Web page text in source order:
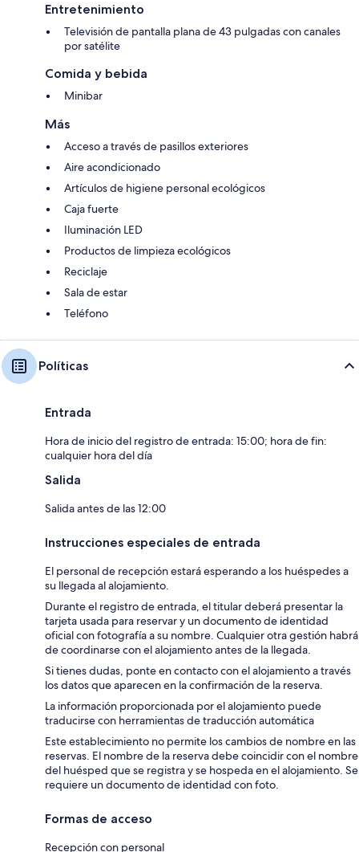
Entretenimiento
Televisión de pantalla plana de 43 pulgadas con canales
por satélite
Comida y bebida
Minibar
Más
Acceso a través de pasillos exteriores
Aire acondicionado
Artículos de higiene personal ecológicos
Caja fuerte
Iluminación LED
Productos de limpieza ecológicos
Reciclaje
Sala de estar
Teléfono
Políticas
Entrada
Hora de inicio del registro de entrada: 15:00; hora de fin:
cualquier hora del día
Salida
Salida antes de las 12:00
Instrucciones especiales de entrada
El personal de recepción estará esperando a los huéspedes a
su llegada al alojamiento.
Durante el registro de entrada, el titular deberá presentar la
tarjeta usada para reservar y un documento de identidad
oficial con fotografía a su nombre. Cualquier otra gestión habrá
de coordinarse con el alojamiento antes de la llegada.
Si tienes dudas, ponte en contacto con el alojamiento a través
los datos que aparecen en la confirmación de la reserva.
La información proporcionada por el alojamiento puede
traducirse con herramientas de traducción automática
Este establecimiento no permite los cambios de nombre en las
reservas. El nombre de la reserva debe coincidir con el nombre
del huésped que se registra y se hospeda en el alojamiento. Se
requiere un documento de identidad con foto.
Formas de acceso
Recepción con personal